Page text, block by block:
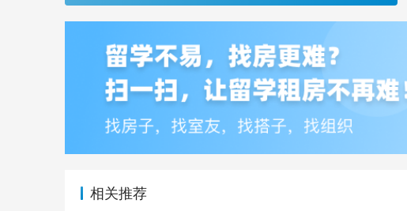
相关推荐